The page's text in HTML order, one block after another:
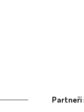
Partneři